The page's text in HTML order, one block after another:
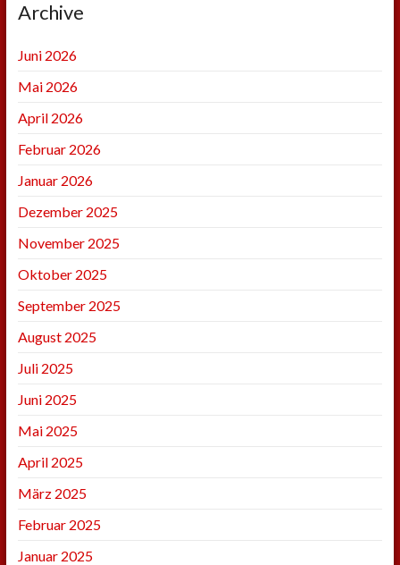
Archive
Juni 2026
Mai 2026
April 2026
Februar 2026
Januar 2026
Dezember 2025
November 2025
Oktober 2025
September 2025
August 2025
Juli 2025
Juni 2025
Mai 2025
April 2025
März 2025
Februar 2025
Januar 2025